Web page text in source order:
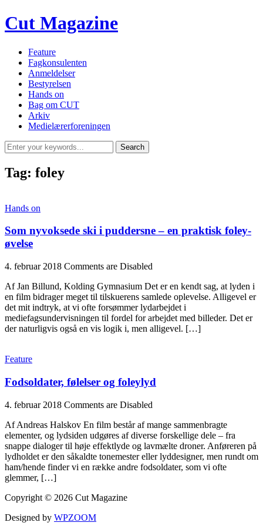
Cut Magazine
Feature
Fagkonsulenten
Anmeldelser
Bestyrelsen
Hands on
Bag om CUT
Arkiv
Medielærerforeningen
Tag: foley
Hands on
Som nyvoksede ski i puddersne – en praktisk foley-
øvelse
4. februar 2018 Comments are Disabled
Af Jan Billund, Kolding Gymnasium Det er en kendt sag, at lyden i
en film bidrager meget til tilskuerens samlede oplevelse. Alligevel er
det mit indtryk, at vi ofte forsømmer lydarbejdet i
mediefagsundervisningen til fordel for arbejdet med billeder. Det er
der naturligvis også en vis logik i, men alligevel. […]
Feature
Fodsoldater, følelser og foleylyd
4. februar 2018 Comments are Disabled
Af Andreas Halskov En film består af mange sammenbragte
elementer, og lydsiden udgøres af diverse forskellige dele – fra
snappe dialoger til høje effektlyde og lavmælte droner. Anføreren på
lydholdet er den såkaldte tonemester eller lyddesigner, men rundt om
ham/hende finder vi en række andre fodsoldater, som vi ofte
glemmer, […]
Copyright © 2026 Cut Magazine
Designed by WPZOOM